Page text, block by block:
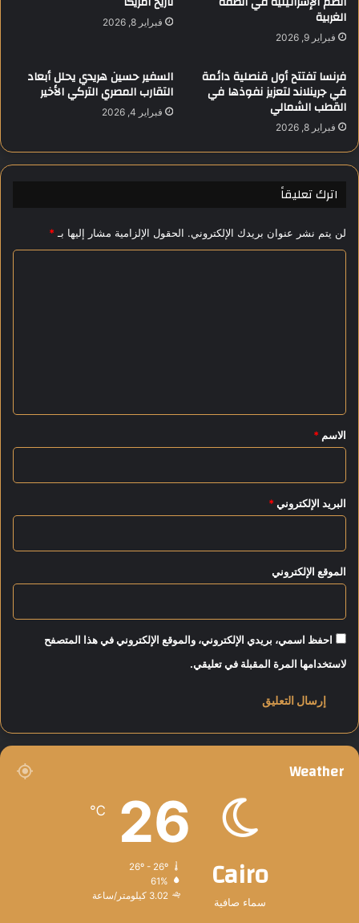
ت
م
ن
ص
و
ت
ل
ا
ل
ة
ع
ا
م
ي
ة
د
ل
ب
ي
ل
ح
ي
ت
ه
ا
ت
الغربية
فبراير 9, 2026
فبراير 8, 2026
فرنسا تفتتح أول قنصلية دائمة
في جرينلاند لتعزيز نفوذها في
القطب الشمالي
فبراير 8, 2026
السفير حسين هريدي يحلل أبعاد
التقارب المصري التركي الأخير
فبراير 4, 2026
اترك تعليقاً
لن يتم نشر عنوان بريدك الإلكتروني. الحقول الإلزامية مشار إليها بـ *
*
الاسم *
البريد الإلكتروني *
الموقع الإلكتروني
احفظ اسمي، بريدي الإلكتروني، والموقع الإلكتروني في هذا المتصفح
لاستخدامها المرة المقبلة في تعليقي.
Weather
Cairo
سماء صافية
26
℃
26º - 26º
61%
3.02 كيلومتر/ساعة